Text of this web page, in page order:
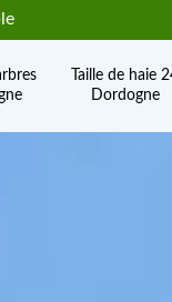
Taille de haie
Dordogne